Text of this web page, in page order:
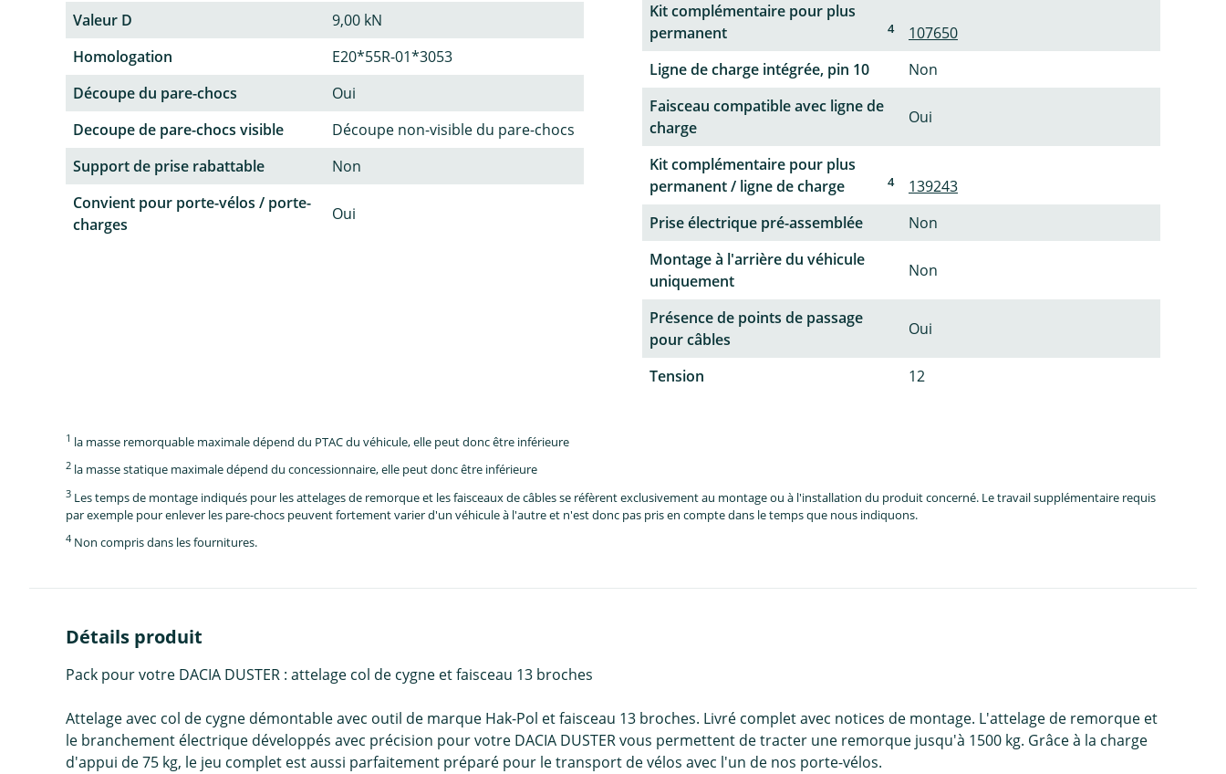
Valeur D
9,00 kN
Homologation
E20*55R-01*3053
Découpe du pare-chocs
Oui
Decoupe de pare-chocs visible
Découpe non-visible du pare-chocs
Support de prise rabattable
Non
Convient pour porte-vélos / porte-
charges
Oui
Kit complémentaire pour plus
permanent
4
107650
Ligne de charge intégrée, pin 10
Non
Faisceau compatible avec ligne de
charge
Oui
Kit complémentaire pour plus
permanent / ligne de charge
4
139243
Prise électrique pré-assemblée
Non
Montage à l'arrière du véhicule
uniquement
Non
Présence de points de passage
pour câbles
Oui
Tension 12
1 la masse remorquable maximale dépend du PTAC du véhicule, elle peut donc être inférieure
2 la masse statique maximale dépend du concessionnaire, elle peut donc être inférieure
3 Les temps de montage indiqués pour les attelages de remorque et les faisceaux de câbles se réfèrent exclusivement au montage ou à l'installation du produit concerné. Le travail supplémentaire requis
par exemple pour enlever les pare-chocs peuvent fortement varier d'un véhicule à l'autre et n'est donc pas pris en compte dans le temps que nous indiquons.
4 Non compris dans les fournitures.
Détails produit
Pack pour votre DACIA DUSTER : attelage col de cygne et faisceau 13 broches
Attelage avec col de cygne démontable avec outil de marque Hak-Pol et faisceau 13 broches. Livré complet avec notices de montage. L'attelage de remorque et
le branchement électrique développés avec précision pour votre DACIA DUSTER vous permettent de tracter une remorque jusqu'à 1500 kg. Grâce à la charge
d'appui de 75 kg, le jeu complet est aussi parfaitement préparé pour le transport de vélos avec l'un de nos porte-vélos.